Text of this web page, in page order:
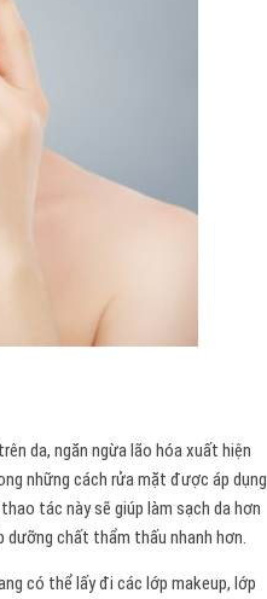
da, ngăn ngừa lão hóa xuất hiện
những cách rửa mặt được áp dụng
tác này sẽ giúp làm sạch da hơn
dưỡng chất thẩm thấu nhanh hơn.
có thể lấy đi các lớp makeup, lớp